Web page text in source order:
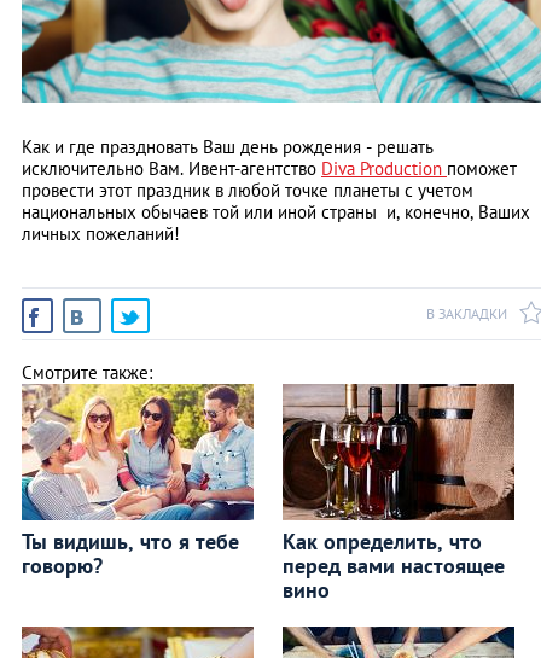
Как и где праздновать Ваш день рождения - решать
исключительно Вам. Ивент-агентство Diva Production поможет
провести этот праздник в любой точке планеты с учетом
национальных обычаев той или иной страны и, конечно, Ваших
личных пожеланий!
В ЗАКЛАДКИ
Смотрите также:
Ты видишь, что я тебе
говорю?
Как определить, что
перед вами настоящее
вино